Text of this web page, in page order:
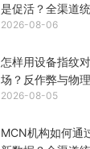
是促活？全渠道
标准
2026-08-06
怎样用设备指纹
场？反作弊与物
2026-08-05
MCN机构如何通